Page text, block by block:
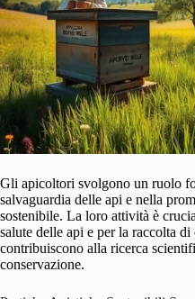
Gli apicoltori svolgono un ruolo
salvaguardia delle api e nella
sostenibile. La loro attività è
salute delle api e per la raccolta
contribuiscono alla ricerca
conservazione.